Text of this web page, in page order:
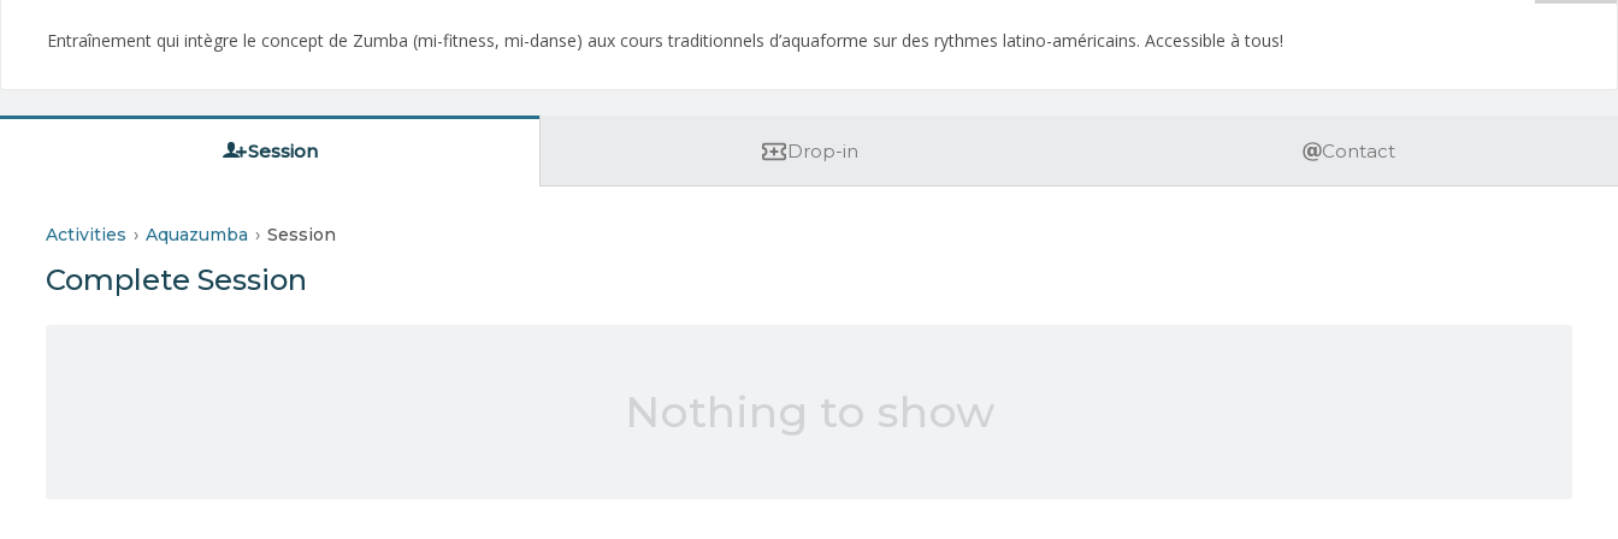
Entraînement qui intègre le concept de Zumba (mi-fitness, mi-danse) aux cours traditionnels d’aquaforme sur des rythmes latino-américains. Accessible à tous!
Session Drop-in Contact
Activities Aquazumba Session
Complete Session
Nothing to show